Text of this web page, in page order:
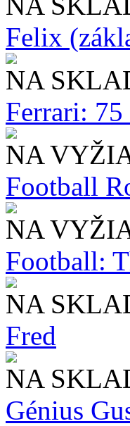
Felix
NA
Ferrari:
NA
Football
NA
Football:
NA
Fred
NA
Génius